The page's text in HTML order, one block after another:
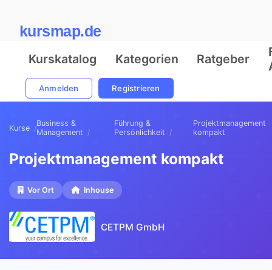
kursmap.de
Kurskatalog Kategorien Ratgeber
Anmelden Registrieren
Kurse
Business &
Management
Führung &
Persönlichkeit
Projektmanagement
kompakt
Projektmanagement kompakt
Vor Ort Inhouse
CETPM GmbH